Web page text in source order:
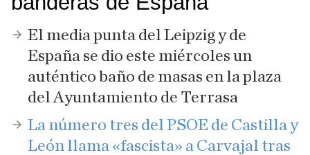
El media punta del Leipzig y de
España se dio este miércoles un
auténtico baño de masas en la plaza
del Ayuntamiento de Terrasa
La número tres del PSOE de Castilla y
León llama «fascista» a Carvajal tras